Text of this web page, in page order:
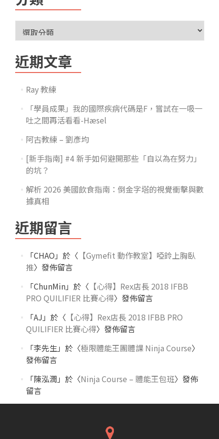
近期文章
Ray 教練
「學員成果」我的國際疾病代碼是F，嘗試在一吸一
吐之間再活看看-Hæsel
阿古教練 – 劉彥均
[新手指南] #4 新手如何避開那些「自以為在努力」
的坑？
解析 2026 美國飲食指南：倒金字塔的視覺衝擊與數
據真相
近期留言
「CHAO 」於〈 【Gymefit 動作教室】啞鈴上胸臥
推〉發佈留言
「ChunMin」於〈 【心得】Rex店長 2018 IFBB
PRO QUILIFIER 比賽心得〉發佈留言
「AJ 」於〈 【心得】Rex店長 2018 IFBB PRO
QUILIFIER 比賽心得〉發佈留言
「李先生」於〈極限體能王團體課 Ninja Course〉
發佈留言
「陳泓潤 」於〈Ninja Course – 體能王包班〉發佈
留言